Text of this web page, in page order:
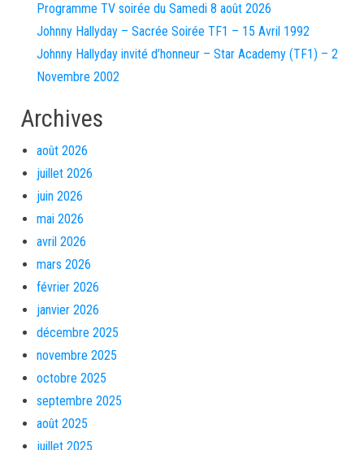
Programme TV soirée du Samedi 8 août 2026
Johnny Hallyday – Sacrée Soirée TF1 – 15 Avril 1992
Johnny Hallyday invité d’honneur – Star Academy (TF1) – 2
Novembre 2002
Archives
août 2026
juillet 2026
juin 2026
mai 2026
avril 2026
mars 2026
février 2026
janvier 2026
décembre 2025
novembre 2025
octobre 2025
septembre 2025
août 2025
juillet 2025